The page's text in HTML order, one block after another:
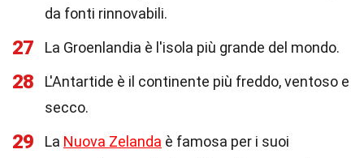
da fonti rinnovabili.
27 La Groenlandia è l'isola più grande del mondo.
28
L'Antartide è il continente più freddo, ventoso e
secco.
29 La Nuova Zelanda è famosa per i suoi